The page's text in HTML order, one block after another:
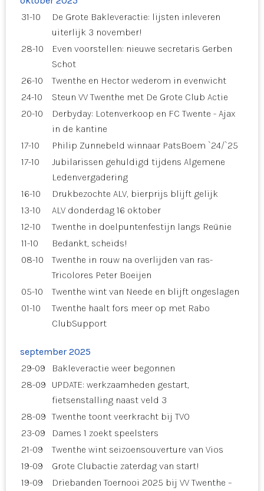
31-10
De Grote Bakleveractie: lijsten inleveren
uiterlijk 3 november!
28-10
Even voorstellen: nieuwe secretaris Gerben
Schot
26-10
Twenthe en Hector wederom in evenwicht
24-10
Steun VV Twenthe met De Grote Club Actie
20-10
Derbyday: Lotenverkoop en FC Twente - Ajax
in de kantine
17-10
Philip Zunnebeld winnaar PatsBoem `24/`25
17-10
Jubilarissen gehuldigd tijdens Algemene
Ledenvergadering
16-10
Drukbezochte ALV, bierprijs blijft gelijk
13-10
ALV donderdag 16 oktober
12-10
Twenthe in doelpuntenfestijn langs Reünie
11-10
Bedankt, scheids!
08-10
Twenthe in rouw na overlijden van ras-
Tricolores Peter Boeijen
05-10
Twenthe wint van Neede en blijft ongeslagen
01-10
Twenthe haalt fors meer op met Rabo
ClubSupport
september 2025
29-09
Bakleveractie weer begonnen
28-09
UPDATE: werkzaamheden gestart,
fietsenstalling naast veld 3
28-09 Twenthe toont veerkracht bij TVO
23-09
Dames 1 zoekt speelsters
21-09
Twenthe wint seizoensouverture van Vios
19-09
Grote Clubactie zaterdag van start!
19-09
Driebanden Toernooi 2025 bij VV Twenthe –